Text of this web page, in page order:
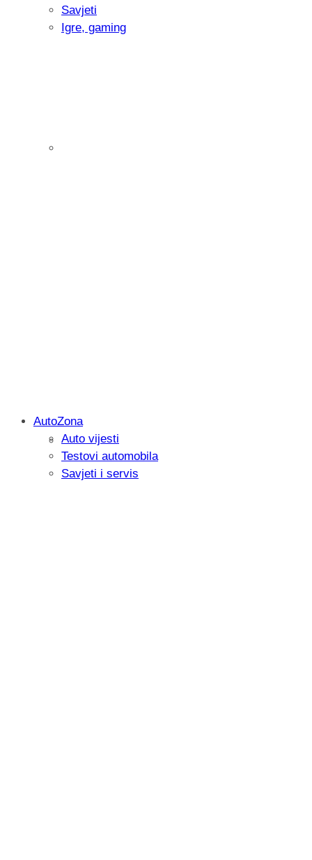
Savjeti
Igre, gaming
Savjetujemo: Što učiniti kada vaš
AutoZona
Auto vijesti
Testovi automobila
Savjeti i servis